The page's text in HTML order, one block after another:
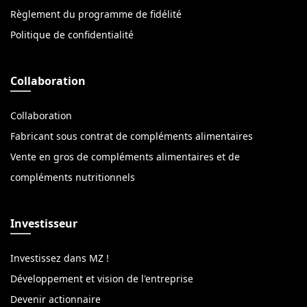
Règlement du programme de fidélité
Politique de confidentialité
Collaboration
Collaboration
Fabricant sous contrat de compléments alimentaires
Vente en gros de compléments alimentaires et de
compléments nutritionnels
Investisseur
Investissez dans MZ !
Développement et vision de l'entreprise
Devenir actionnaire